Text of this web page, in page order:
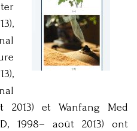
2013) et Wanfang Med
1998– août 2013) ont